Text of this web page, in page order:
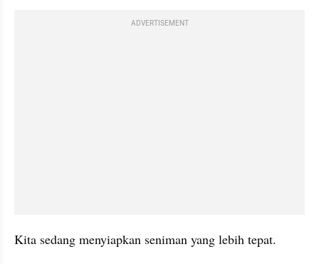
ADVERTISEMENT
Kita sedang menyiapkan seniman yang lebih tepat.